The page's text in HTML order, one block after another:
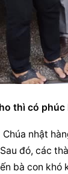
thì có
Chúa nhật
đó, các
bà con